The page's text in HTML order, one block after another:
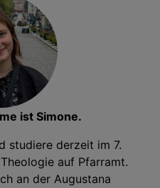
ist Simone.
studiere derzeit im 7.
auf Pfarramt.
an der Augustana